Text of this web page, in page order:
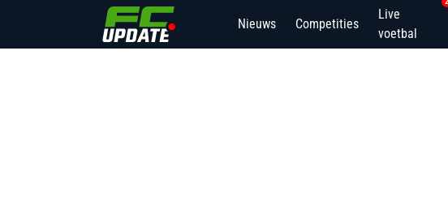
Nieuws Competities
Live
voetbal